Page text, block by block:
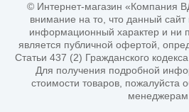
© Интернет-магазин «Компания
внимание на то, что данный сайт
информационный характер и ни
является публичной офертой,
Статьи 437 (2) Гражданского
Для получения подробной
стоимости товаров, пожалуйста